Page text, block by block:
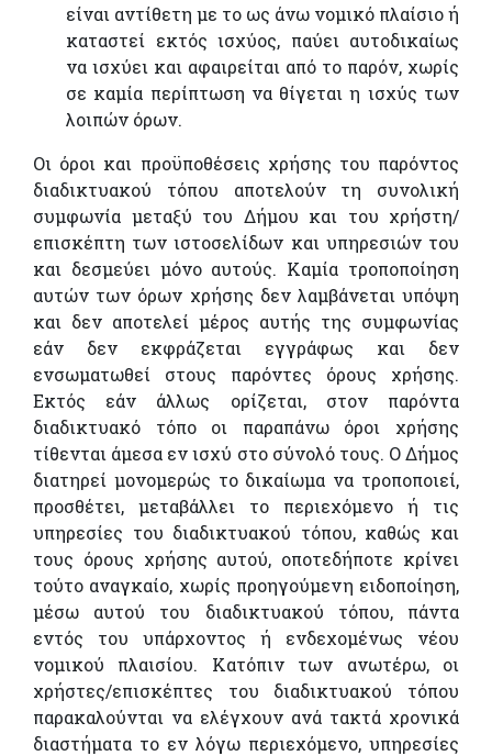
είναι αντίθετη με το ως άνω νομικό πλαίσιο ή
καταστεί εκτός ισχύος, παύει αυτοδικαίως
να ισχύει και αφαιρείται από το παρόν, χωρίς
σε καμία περίπτωση να θίγεται η ισχύς των
λοιπών όρων.
Οι όροι και προϋποθέσεις χρήσης του παρόντος
διαδικτυακού τόπου αποτελούν τη συνολική
συμφωνία μεταξύ του Δήμου και του χρήστη/
επισκέπτη των ιστοσελίδων και υπηρεσιών του
και δεσμεύει μόνο αυτούς. Καμία τροποποίηση
αυτών των όρων χρήσης δεν λαμβάνεται υπόψη
και δεν αποτελεί μέρος αυτής της συμφωνίας
εάν δεν εκφράζεται εγγράφως και δεν
ενσωματωθεί στους παρόντες όρους χρήσης.
Εκτός εάν άλλως ορίζεται, στον παρόντα
διαδικτυακό τόπο οι παραπάνω όροι χρήσης
τίθενται άμεσα εν ισχύ στο σύνολό τους. Ο Δήμος
διατηρεί μονομερώς το δικαίωμα να τροποποιεί,
προσθέτει, μεταβάλλει το περιεχόμενο ή τις
υπηρεσίες του διαδικτυακού τόπου, καθώς και
τους όρους χρήσης αυτού, οποτεδήποτε κρίνει
τούτο αναγκαίο, χωρίς προηγούμενη ειδοποίηση,
μέσω αυτού του διαδικτυακού τόπου, πάντα
εντός του υπάρχοντος ή ενδεχομένως νέου
νομικού πλαισίου. Κατόπιν των ανωτέρω, οι
χρήστες/επισκέπτες του διαδικτυακού τόπου
παρακαλούνται να ελέγχουν ανά τακτά χρονικά
διαστήματα το εν λόγω περιεχόμενο, υπηρεσίες